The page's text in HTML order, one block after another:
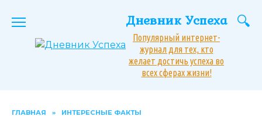
Дневник Успеха
Популярный интернет-
журнал для тех, кто
желает достичь успеха во
всех сферах жизни!
ГЛАВНАЯ » ИНТЕРЕСНЫЕ ФАКТЫ